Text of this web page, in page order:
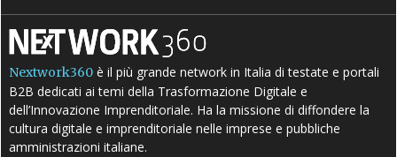
Nextwork360 è il più grande network in Italia di testate e portali
B2B dedicati ai temi della Trasformazione Digitale e
dell’Innovazione Imprenditoriale. Ha la missione di diffondere la
cultura digitale e imprenditoriale nelle imprese e pubbliche
amministrazioni italiane.